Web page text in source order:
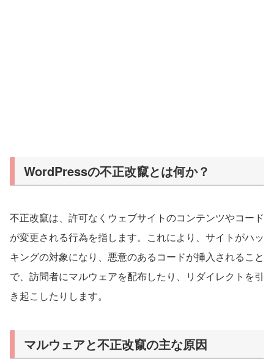
WordPressの不正改竄とは何か？
不正改竄は、許可なくウェブサイトのコンテンツやコード
が変更される行為を指します。これにより、サイトがハッ
キングの対象になり、悪意のあるコードが挿入されること
で、訪問者にマルウェアを配布したり、リダイレクトを引
き起こしたりします。
マルウェアと不正改竄の主な原因